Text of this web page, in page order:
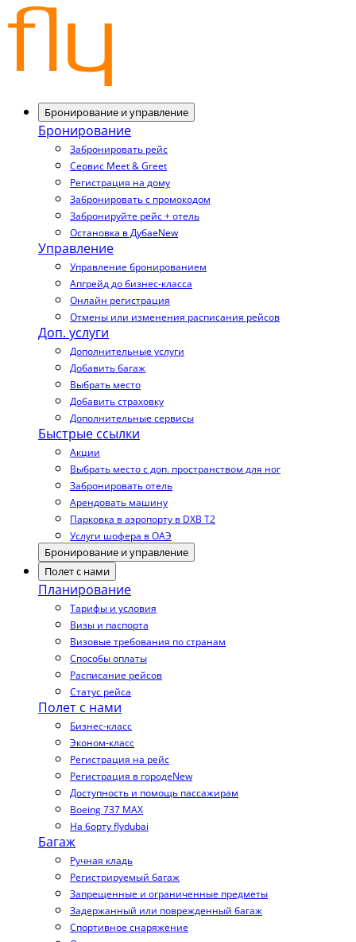
Бронирование и управление
Бронирование
Забронировать рейс
Сервис Meet & Greet
Регистрация на дому
Забронировать с промокодом
Забронируйте рейс + отель
Остановка в ДубаеNew
Управление
Управление бронированием
Апгрейд до бизнес-класса
Онлайн регистрация
Отмены или изменения расписания рейсов
Доп. услуги
Дополнительные услуги
Добавить багаж
Выбрать место
Добавить страховку
Дополнительные сервисы
Быстрые ссылки
Акции
Выбрать место с доп. пространством для ног
Забронировать отель
Арендовать машину
Парковка в аэропорту в DXB T2
Услуги шофера в ОАЭ
Бронирование и управление
Полет с нами
Планирование
Тарифы и условия
Визы и паспорта
Визовые требования по странам
Способы оплаты
Расписание рейсов
Статус рейса
Полет с нами
Бизнес-класс
Эконом-класс
Регистрация на рейс
Регистрация в городеNew
Доступность и помощь пассажирам
Boeing 737 MAX
На борту flydubai
Багаж
Ручная кладь
Регистрируемый багаж
Запрещенные и ограниченные предметы
Задержанный или поврежденный багаж
Спортивное снаряжение